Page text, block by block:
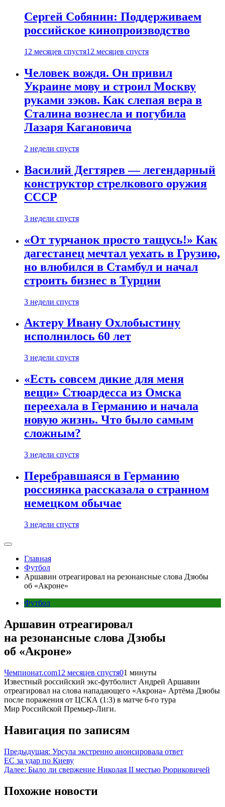
Сергей Собянин: Поддерживаем
российское кинопроизводство
12 месяцев спустя12 месяцев спустя
Человек вождя. Он привил
Украине мову и строил Москву
руками зэков. Как слепая вера в
Сталина вознесла и погубила
Лазаря Кагановича
2 недели спустя
Василий Дегтярев — легендарный
конструктор стрелкового оружия
СССР
3 недели спустя
«От турчанок просто тащусь!» Как
дагестанец мечтал уехать в Грузию,
но влюбился в Стамбул и начал
строить бизнес в Турции
3 недели спустя
Актеру Ивану Охлобыстину
исполнилось 60 лет
3 недели спустя
«Есть совсем дикие для меня
вещи» Стюардесса из Омска
переехала в Германию и начала
новую жизнь. Что было самым
сложным?
3 недели спустя
Перебравшаяся в Германию
россиянка рассказала о странном
немецком обычае
3 недели спустя
Главная
Футбол
Аршавин отреагировал на резонансные слова Дзюбы
об «Акроне»
Футбол
Аршавин отреагировал
на резонансные слова Дзюбы
об «Акроне»
Чемпионат.com12 месяцев спустя01 минуты
Известный российский экс-футболист Андрей Аршавин
отреагировал на слова нападающего «Акрона» Артёма Дзюбы
после поражения от ЦСКА (1:3) в матче 6-го тура
Мир Российской Премьер-Лиги.
Навигация по записям
Предыдущая: Урсула экстренно анонсировала ответ
ЕС за удар по Киеву
Далее: Было ли свержение Николая II местью Рюриковичей
Похожие новости